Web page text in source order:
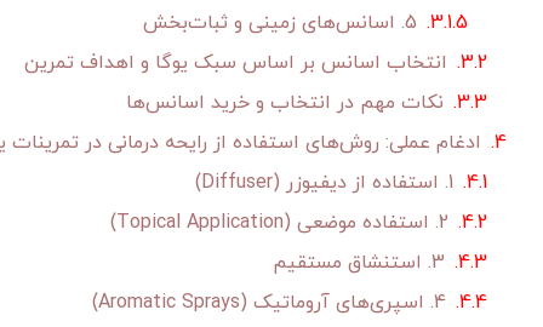
5. اسانس‌های زمینی و ثبات‌بخش
انتخاب اسانس بر اساس سبک یوگا و اهداف تمرین
نکات مهم در انتخاب و خرید اسانس‌ها
ادغام عملی: روش‌های استفاده از رایحه درمانی در تمرینات
1. استفاده از دیفیوزر (Diffuser)
2. استفاده موضعی (Topical Application)
3. استنشاق مستقیم
4. اسپری‌های آروماتیک (Aromatic Sprays)